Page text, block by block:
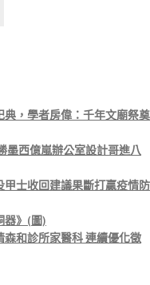
，學者房偉：千年文廟祭奠
墨西億嵐辦公室設計哥進八
士收回建議果斷打贏疫情防
器》(圖)
和診所家醫科 連續優化徵